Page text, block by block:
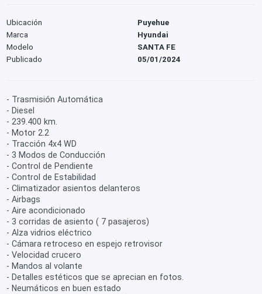
Ubicación
Puyehue
Marca
Hyundai
Modelo
SANTA FE
Publicado
05/01/2024
- Trasmisión Automática
- Diesel
- 239.400 km.
- Motor 2.2
- Tracción 4x4 WD
- 3 Modos de Conducción
- Control de Pendiente
- Control de Estabilidad
- Climatizador asientos delanteros
- Airbags
- Aire acondicionado
- 3 corridas de asiento ( 7 pasajeros)
- Alza vidrios eléctrico
- Cámara retroceso en espejo retrovisor
- Velocidad crucero
- Mandos al volante
- Detalles estéticos que se aprecian en fotos.
- Neumáticos en buen estado